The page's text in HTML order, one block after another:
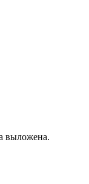
выложена.